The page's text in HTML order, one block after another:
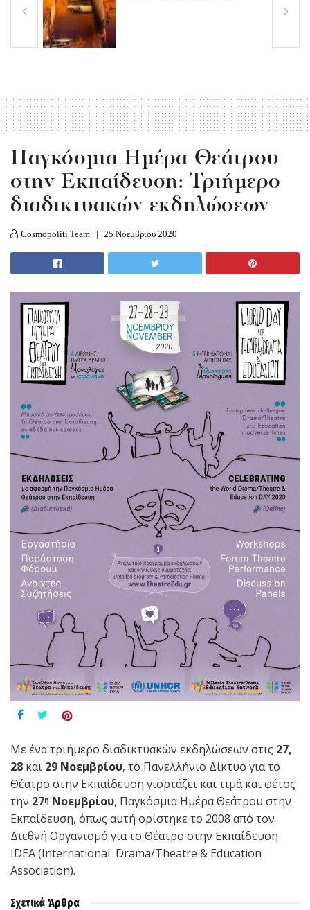
Παγκόσμια Ημέρα Θεάτρου
στην Εκπαίδευση: Τριήμερο
διαδικτυακών εκδηλώσεων
Cosmopoliti Team 25 Νοεμβρίου 2020
Με ένα τριήμερο διαδικτυακών εκδηλώσεων στις 27,
28 και 29 Νοεμβρίου, το Πανελλήνιο Δίκτυο για το
Θέατρο στην Εκπαίδευση γιορτάζει και τιμά και φέτος
την 27η Νοεμβρίου, Παγκόσμια Ημέρα Θεάτρου στην
Εκπαίδευση, όπως αυτή ορίστηκε το 2008 από τον
Διεθνή Οργανισμό για το Θέατρο στην Εκπαίδευση
IDEA (International Drama/Theatre & Education
Association).
Σχετικά Άρθρα